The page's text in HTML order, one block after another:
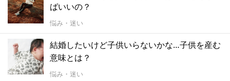
ばいいの？
悩み・迷い
結婚したいけど子供いらないかな…子供を産む
意味とは？
悩み・迷い